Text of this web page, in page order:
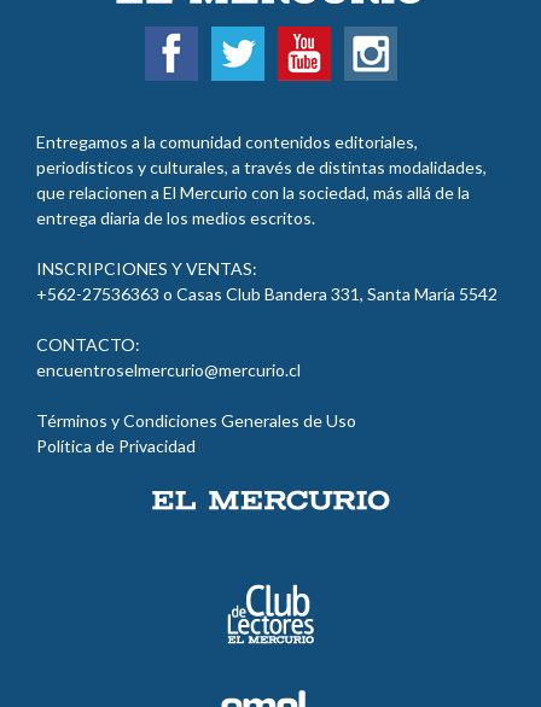
Entregamos a la comunidad contenidos editoriales,
periodísticos y culturales, a través de distintas modalidades,
que relacionen a El Mercurio con la sociedad, más allá de la
entrega diaria de los medios escritos.
INSCRIPCIONES Y VENTAS:
+562-27536363 o Casas Club Bandera 331, Santa María 5542
CONTACTO:
encuentroselmercurio@mercurio.cl
Términos y Condiciones Generales de Uso
Política de Privacidad